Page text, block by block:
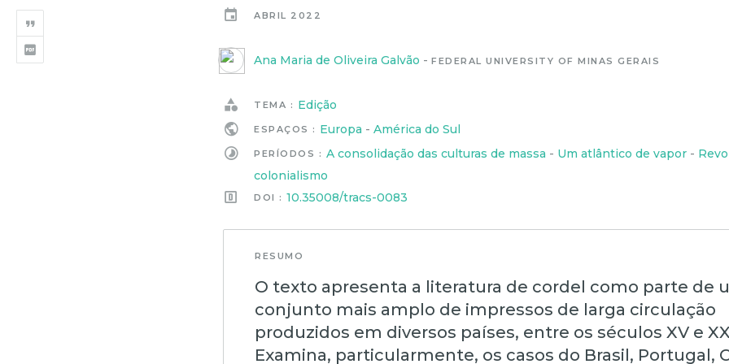
ABRIL 2022
Ana Maria de Oliveira Galvão - FEDERAL UNIVERSITY OF MINAS GERAIS
TEMA : Edição
ESPAÇOS : Europa - América do Sul
PERÍODOS : A consolidação das culturas de massa - Um atlântico de vapor-
colonialismo
DOI : 10.35008/tracs-0083
RESUMO
O texto apresenta a literatura de cordel como parte de
conjunto mais amplo de impressos de larga circulação
produzidos em diversos países, entre os séculos XV e
Examina, particularmente, os casos do Brasil, Portugal,